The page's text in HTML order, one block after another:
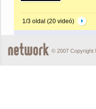
1/3 oldal (20 videó)
© 2007 Copyright